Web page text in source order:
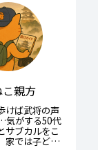
親方
けば武将の声
気がする50代
サブカルをこ
家では子ども